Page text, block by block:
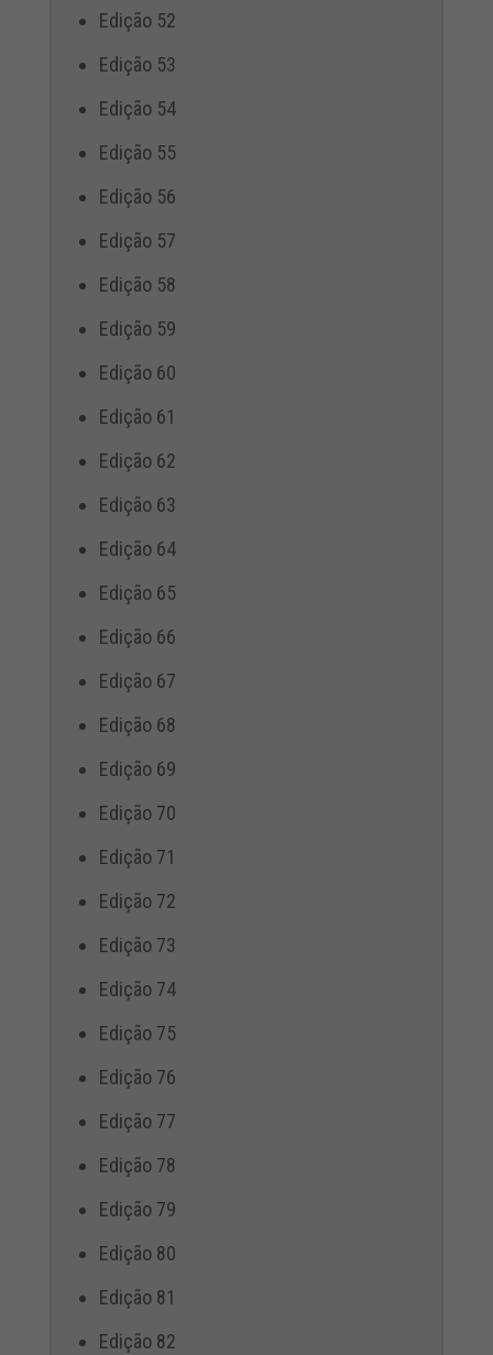
Edição 52
Edição 53
Edição 54
Edição 55
Edição 56
Edição 57
Edição 58
Edição 59
Edição 60
Edição 61
Edição 62
Edição 63
Edição 64
Edição 65
Edição 66
Edição 67
Edição 68
Edição 69
Edição 70
Edição 71
Edição 72
Edição 73
Edição 74
Edição 75
Edição 76
Edição 77
Edição 78
Edição 79
Edição 80
Edição 81
Edição 82